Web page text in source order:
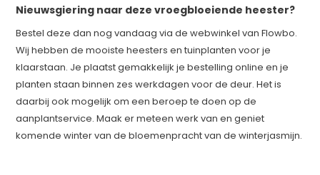
Nieuwsgiering naar deze vroegbloeiende heester?
Bestel deze dan nog vandaag via de webwinkel van Flowbo.
Wij hebben de mooiste heesters en tuinplanten voor je
klaarstaan. Je plaatst gemakkelijk je bestelling online en je
planten staan binnen zes werkdagen voor de deur. Het is
daarbij ook mogelijk om een beroep te doen op de
aanplantservice. Maak er meteen werk van en geniet
komende winter van de bloemenpracht van de winterjasmijn.